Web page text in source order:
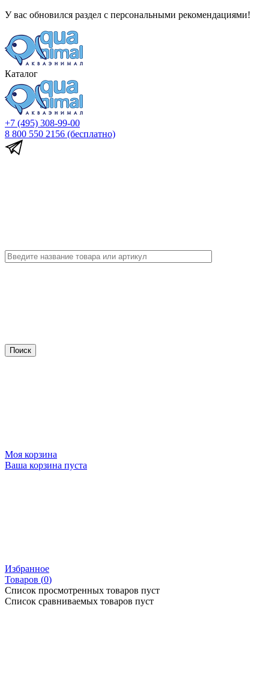
У вас обновился раздел с персональными рекомендациями!
Каталог
+7 (495) 308-99-00
8 800 550 2156 (бесплатно)
Моя корзина
Ваша корзина пуста
Избранное
Товаров (0)
Список просмотренных товаров пуст
Список сравниваемых товаров пуст